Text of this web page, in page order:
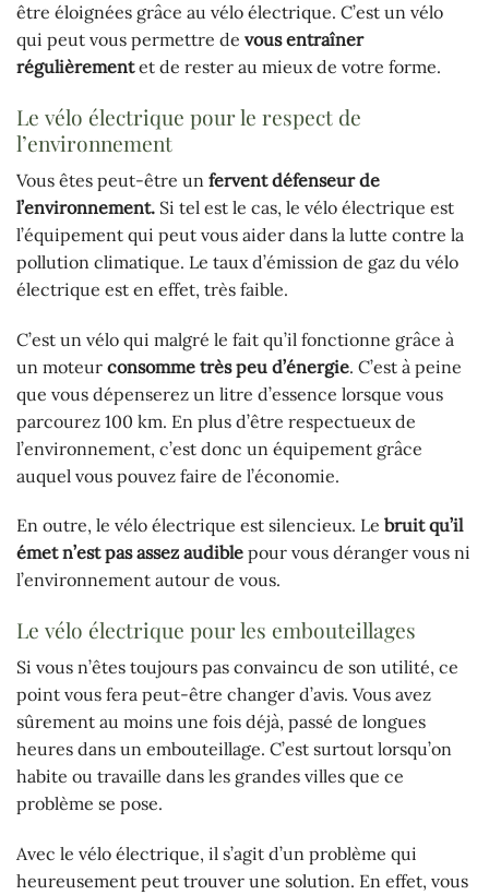
être éloignées grâce au vélo électrique. C’est un vélo
qui peut vous permettre de vous entraîner
régulièrementet de rester au mieux de votre forme.
Le vélo électrique pour le respect de
l’environnement
Vous êtes peut-être un fervent défenseur de
l’environnement. Si tel est le cas, le vélo électrique est
l’équipement qui peut vous aider dans la lutte contre la
pollution climatique. Le taux d’émission de gaz du vélo
électrique est en effet, très faible.
C’est un vélo qui malgré le fait qu’il fonctionne grâce à
un moteur consomme très peu d’énergie. C’est à peine
que vous dépenserez un litre d’essence lorsque vous
parcourez 100 km. En plus d’être respectueux de
l’environnement, c’est donc un équipement grâce
auquel vous pouvez faire de l’économie.
En outre, le vélo électrique est silencieux. Le bruit qu’il
émet n’est pas assez audible pour vous déranger vous ni
l’environnement autour de vous.
Le vélo électrique pour les embouteillages
Si vous n’êtes toujours pas convaincu de son utilité, ce
point vous fera peut-être changer d’avis. Vous avez
sûrement au moins une fois déjà, passé de longues
heures dans un embouteillage. C’est surtout lorsqu’on
habite ou travaille dans les grandes villes que ce
problème se pose.
Avec le vélo électrique, il s’agit d’un problème qui
heureusement peut trouver une solution. En effet, vous